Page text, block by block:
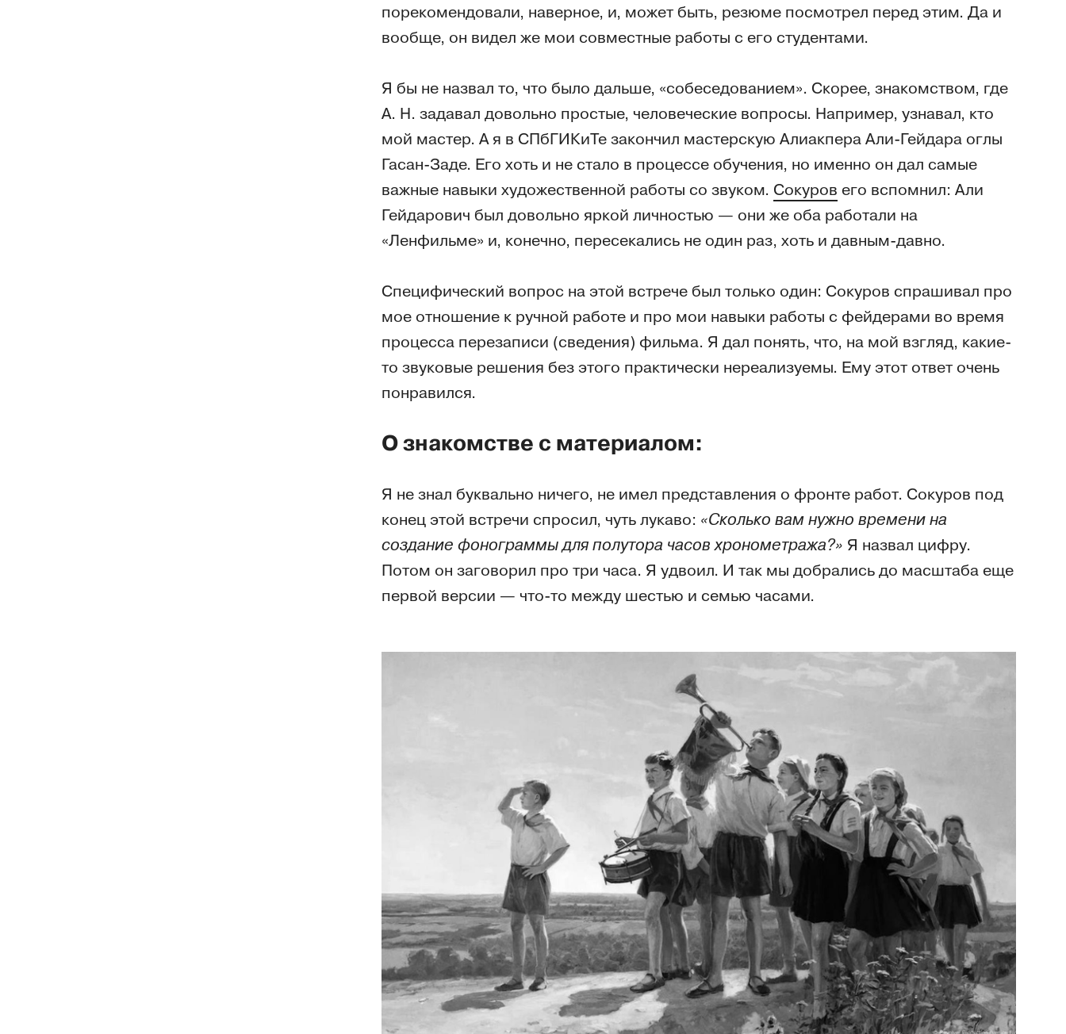
порекомендовали, наверное, и, может быть, резюме посмотрел перед этим. Да и
вообще, он видел же мои совместные работы с его студентами.
Я бы не назвал то, что было дальше, «собеседованием». Скорее, знакомством, где
А. Н. задавал довольно простые, человеческие вопросы. Например, узнавал, кто
мой мастер. А я в СПбГИКиТе закончил мастерскую Алиакпера Али-Гейдара оглы
Гасан-Заде. Его хоть и не стало в процессе обучения, но именно он дал самые
важные навыки художественной работы со звуком. Сокуров его вспомнил: Али
Гейдарович был довольно яркой личностью — они же оба работали на
«Ленфильме» и, конечно, пересекались не один раз, хоть и давным-давно.
Специфический вопрос на этой встрече был только один: Сокуров спрашивал про
мое отношение к ручной работе и про мои навыки работы с фейдерами во время
процесса перезаписи (сведения) фильма. Я дал понять, что, на мой взгляд, какие-
то звуковые решения без этого практически нереализуемы. Ему этот ответ очень
понравился.
О знакомстве с материалом:
Я не знал буквально ничего, не имел представления о фронте работ. Сокуров под
конец этой встречи спросил, чуть лукаво: «Сколько вам нужно времени на
создание фонограммы для полутора часов хронометража?» Я назвал цифру.
Потом он заговорил про три часа. Я удвоил. И так мы добрались до масштаба еще
первой версии — что-то между шестью и семью часами.